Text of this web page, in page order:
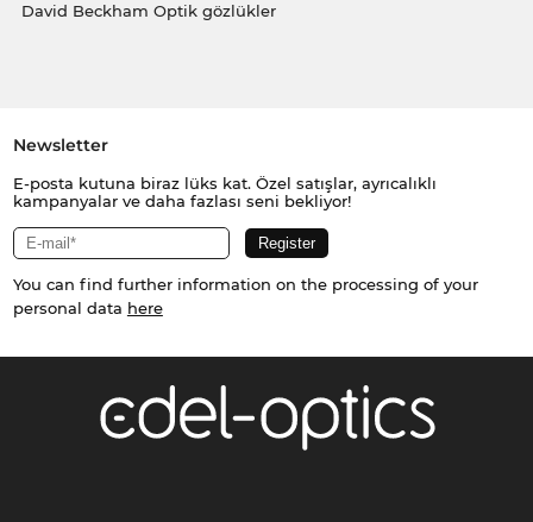
David Beckham Optik gözlükler
Newsletter
E-posta kutuna biraz lüks kat. Özel satışlar, ayrıcalıklı
kampanyalar ve daha fazlası seni bekliyor!
You can find further information on the processing of your
personal data here